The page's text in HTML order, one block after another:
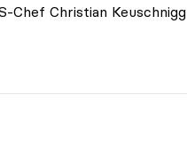
Chef Christian